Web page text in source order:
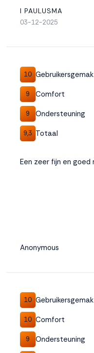
I PAULUSMA
03-12-2025
10 Gebruikersgemak
9 Comfort
9 Ondersteuning
9,3 Totaal
Een zeer fijn en
Anonymous
10 Gebruikersgemak
10 Comfort
9 Ondersteuning